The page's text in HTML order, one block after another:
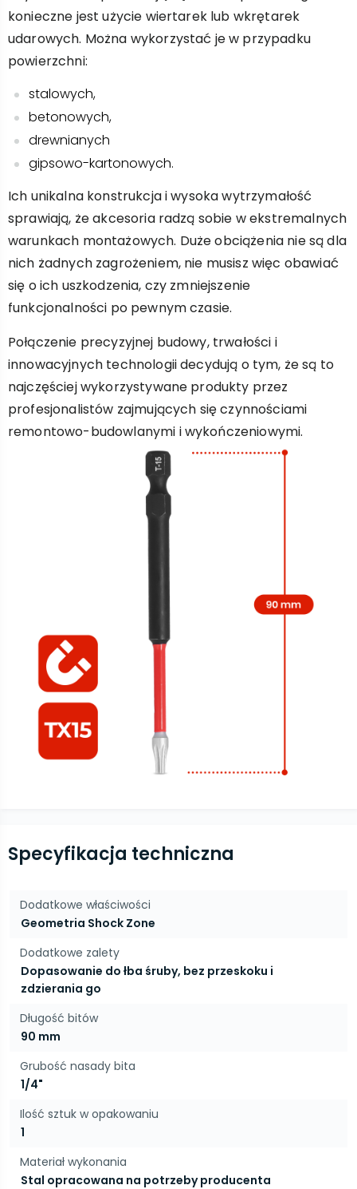
konieczne jest użycie wiertarek lub wkrętarek
udarowych. Można wykorzystać je w przypadku
powierzchni:
stalowych,
betonowych,
drewnianych
gipsowo-kartonowych.
Ich unikalna konstrukcja i wysoka wytrzymałość
sprawiają, że akcesoria radzą sobie w ekstremalnych
warunkach montażowych. Duże obciążenia nie są dla
nich żadnych zagrożeniem, nie musisz więc obawiać
się o ich uszkodzenia, czy zmniejszenie
funkcjonalności po pewnym czasie.
Połączenie precyzyjnej budowy, trwałości i
innowacyjnych technologii decydują o tym, że są to
najczęściej wykorzystywane produkty przez
profesjonalistów zajmujących się czynnościami
remontowo-budowlanymi i wykończeniowymi.
Specyfikacja techniczna
Dodatkowe właściwości
Geometria Shock Zone
Dodatkowe zalety
Dopasowanie do łba śruby, bez przeskoku i
zdzierania go
Długość bitów
90 mm
Grubość nasady bita
1/4"
Ilość sztuk w opakowaniu
1
Materiał wykonania
Stal opracowana na potrzeby producenta